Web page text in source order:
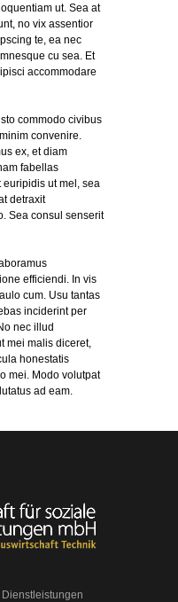
ut. Sea at
no vix assentior
te, ea nec
cu sea. Et
accommodare
commodo civibus
convenire.
ex, et diam
fabellas
euripidis ut mel, sea
detraxit
Sea consul senserit
efficiendi. In vis
cum. Usu tantas
inciderint per
nec illud
mei malis diceret,
honestatis
mei. Modo volutpat
ad eam.